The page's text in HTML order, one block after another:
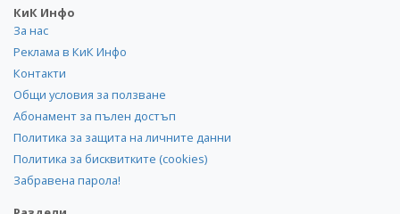
КиК Инфо
За нас
Реклама в КиК Инфо
Контакти
Общи условия за ползване
Абонамент за пълен достъп
Политика за защита на личните данни
Политика за бисквитките (cookies)
Забравена парола!